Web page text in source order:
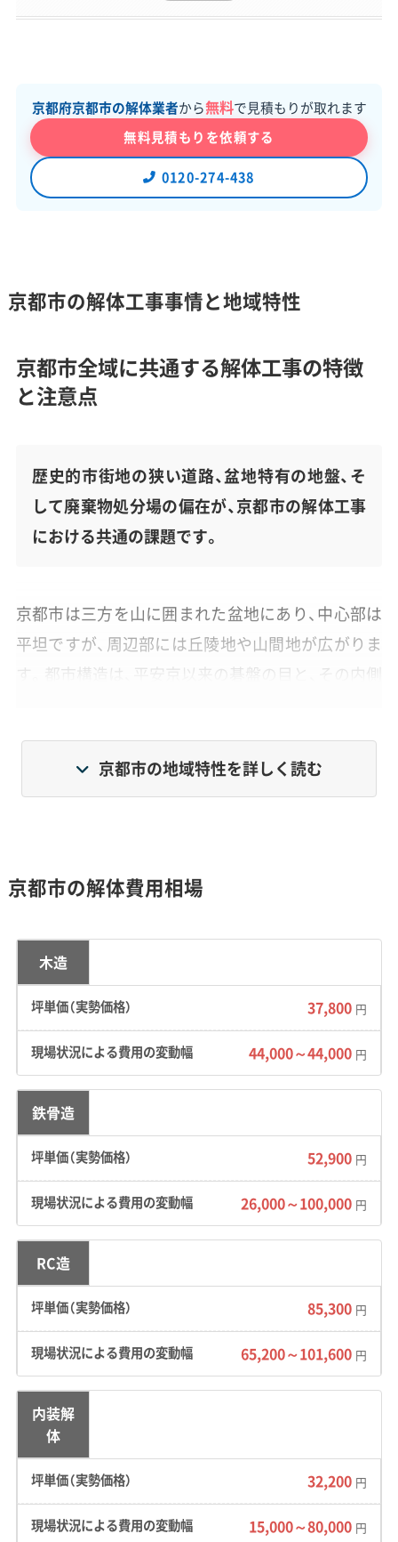
京都府京都市の解体業者から無料で見積もりが取れます
無料見積もりを依頼する
0120-274-438
京都市の解体工事事情と地域特性
京都市全域に共通する解体工事の特徴
と注意点
歴史的市街地の狭い道路、盆地特有の地盤、そ
して廃棄物処分場の偏在が、京都市の解体工事
における共通の課題です。
京都市は三方を山に囲まれた盆地にあり、中心部は
平坦ですが、周辺部には丘陵地や山間地が広がりま
す。都市構造は、平安京以来の碁盤の目と、その内側
後に無秩序に宅地が広がった木造住宅の密集エリ
ア、郊外のニュータウンが混在しています。このた
め、解体工事では重機やトラックの搬入経路確保が
地盤については、かつて川や湖だった場所を宅地化
す。基礎の取り壊し時に地下水が湧き出したり、解
体後の新築で地盤改良が必要になったりする可能
性を考慮しておく必要があります。
また、廃棄物処理施設（クリーンセンター）が市の南
部（伏見区）と東北部（左京区）に偏在しているため、
お住まいの区によって処分場への運搬距離が大き
く異なります。これが解体費用の地域差を生む一因
です。
さらに、「京町家条例」や「風致地区」といった歴史都
市ならではの厳しい規制も、市全域で注意すべき重
要なポイントです。
運営者 稲垣
京都市の解体工事で一番重要なの
は、現場の『制約』を正確に見積もり
は、重機が使えない、道が狭くて何
度も往復する必要がある、といった
追加コストが必ず発生します。こう
京都市の地域特性を詳しく読む
京都市の解体費用相場
木造
37,800 円
44,000～44,000 円
鉄骨造
52,900 円
26,000～100,000 円
RC造
85,300 円
65,200～101,600 円
内装解
体
32,200 円
15,000～80,000 円